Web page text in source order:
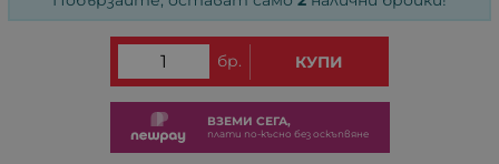
бр. КУПИ
ВЗЕМИ СЕГА,
плати по-късно без оскъпвяне